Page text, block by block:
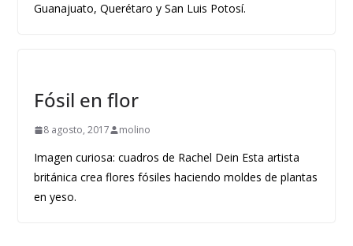
Guanajuato, Querétaro y San Luis Potosí.
Fósil en flor
8 agosto, 2017 molino
Imagen curiosa: cuadros de Rachel Dein Esta artista
británica crea flores fósiles haciendo moldes de plantas
en yeso.